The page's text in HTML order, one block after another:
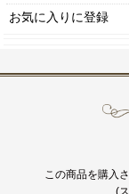
お気に入りに登録
この商品を購入
(